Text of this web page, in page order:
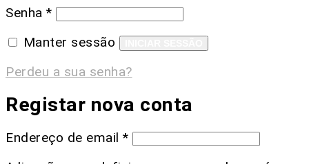
Senha *
Manter sessão
Perdeu a sua senha?
Registar nova conta
Endereço de email *